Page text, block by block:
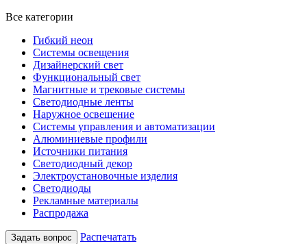
Все категории
Гибкий неон
Системы освещения
Дизайнерский свет
Функциональный свет
Магнитные и трековые системы
Светодиодные ленты
Наружное освещение
Системы управления и автоматизации
Алюминиевые профили
Источники питания
Светодиодный декор
Электроустановочные изделия
Светодиоды
Рекламные материалы
Распродажа
Задать вопрос
Распечатать